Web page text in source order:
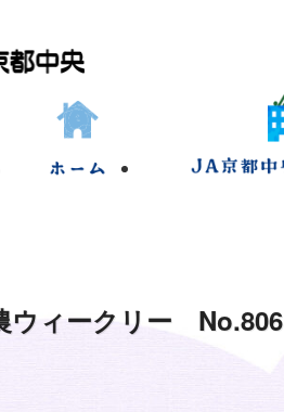
ウィークリー No.806